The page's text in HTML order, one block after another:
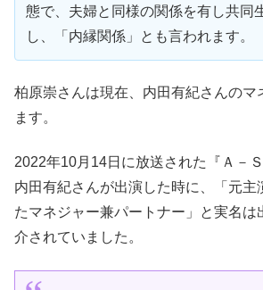
態で、夫婦と同様の関係を有し共同
し、「内縁関係」とも言われます。
柏原崇さんは現在、内田有紀さんのマ
ます。
2022年10月14日に放送された『Ａ－
内田有紀さんが出演した時に、「元主
たマネジャー兼パートナー」と実名は
介されていました。